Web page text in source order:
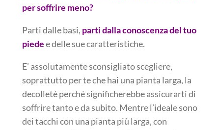
per soffrire meno?
Parti dalle basi, parti dalla conoscenza del tuo
piedee delle sue caratteristiche.
E’ assolutamente sconsigliato scegliere,
soprattutto per te che hai una pianta larga, la
decolleté perché significherebbe assicurarti di
soffrire tanto e da subito. Mentre l’ideale sono
dei tacchi con una pianta più larga, con